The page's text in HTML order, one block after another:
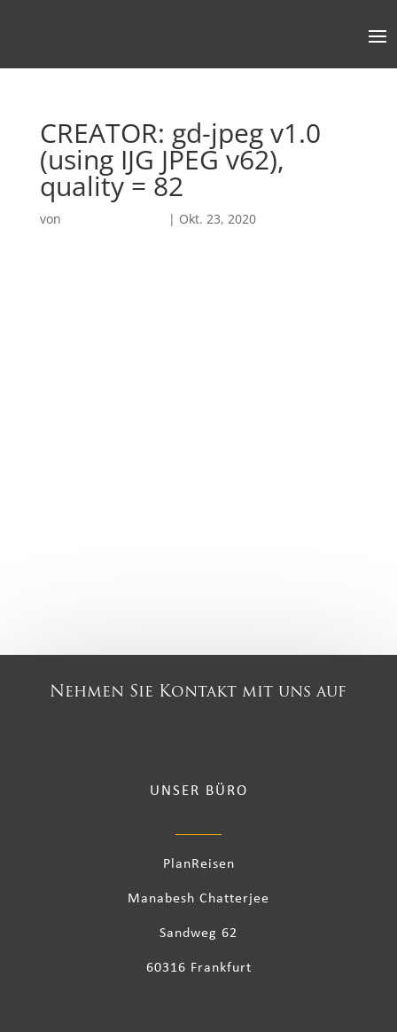
CREATOR: gd-jpeg v1.0
(using IJG JPEG v62),
quality = 82
von | Okt. 23, 2020
Nehmen Sie Kontakt mit uns auf
UNSER BÜRO
PlanReisen
Manabesh Chatterjee
Sandweg 62
60316 Frankfurt